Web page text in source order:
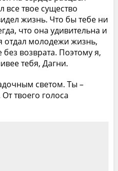
все твое существо
жизнь. Что бы тебе ни
что она удивительна и
отдал молодежи жизнь,
без возврата. Поэтому я,
тебя, Дагни.
светом. Ты –
твоего голоса